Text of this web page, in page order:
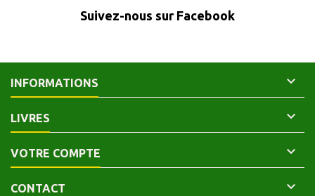
Suivez-nous sur Facebook
INFORMATIONS 
LIVRES 
VOTRE COMPTE 
CONTACT 